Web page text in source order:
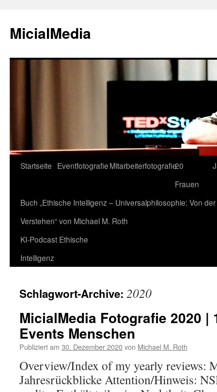
MicialMedia
Zum
springen
Startseite EventfotografieMitarbeiterfotografie20
Frauen
Buch „Ethische Intelligenz – Universalphilosophie: Von
Verstehen“ von Michael M. Roth
KI-Podcast Ethische
Intelligenz
Schlagwort-Archive: 2020
MicialMedia Fotografie 2020 |
Events Menschen
Publiziert am 30. Dezember 2020von Michael M. Roth
Overview/Index of my yearly reviews:
Jahresrückblicke Attention/Hinweis: